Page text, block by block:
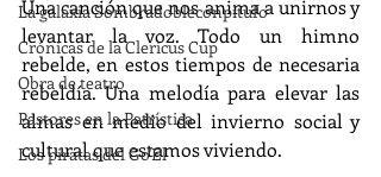
La galaxia Sombradobleconpitufo
Crónicas de la Clericus Cup
Obra de teatro
Pastores en la Patrística
Los piratas del Go'El
Una canción que nos anima a unirnos y
levantar la voz. Todo un himno
rebelde, en estos tiempos de necesaria
rebeldía. Una melodía para elevar las
almas en medio del invierno social y
cultural que estamos viviendo.